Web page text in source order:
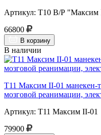
Артикул: Т10 В/Р "Максим
66800
В корзину
В наличии
Т11 Максим II-01 манекен-
мозговой реанимации,
Артикул: Т11 Максим II-01
79900